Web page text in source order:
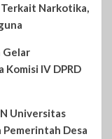
Narkotika,
Gelar
IV DPRD
Universitas
Pemerintah Desa